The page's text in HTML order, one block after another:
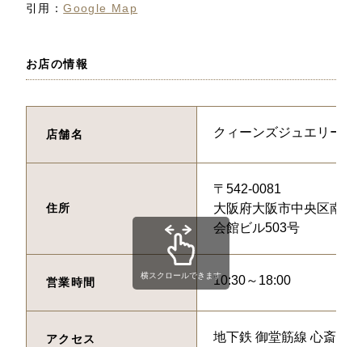
引用：Google Map
お店の情報
店舗名 クィーンズジュエリー
住所
〒542-0081
大阪府大阪市中央区南船
会館ビル503号
営業時間 10:30～18:00
アクセス 地下鉄 御堂筋線 心斎橋
横スクロールできます